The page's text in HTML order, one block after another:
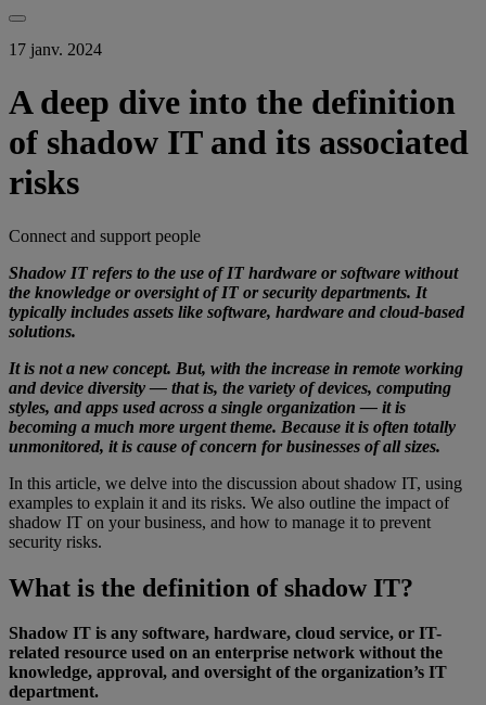
17 janv. 2024
A deep dive into the definition
of shadow IT and its associated
risks
Connect and support people
Shadow IT refers to the use of IT hardware or software without
the knowledge or oversight of IT or security departments. It
typically includes assets like software, hardware and cloud-based
solutions.
It is not a new concept. But, with the increase in remote working
and device diversity — that is, the variety of devices, computing
styles, and apps used across a single organization — it is
becoming a much more urgent theme. Because it is often totally
unmonitored, it is cause of concern for businesses of all sizes.
In this article, we delve into the discussion about shadow IT, using
examples to explain it and its risks. We also outline the impact of
shadow IT on your business, and how to manage it to prevent
security risks.
What is the definition of shadow IT?
Shadow IT is any software, hardware, cloud service, or IT-
related resource used on an enterprise network without the
knowledge, approval, and oversight of the organization’s IT
department.